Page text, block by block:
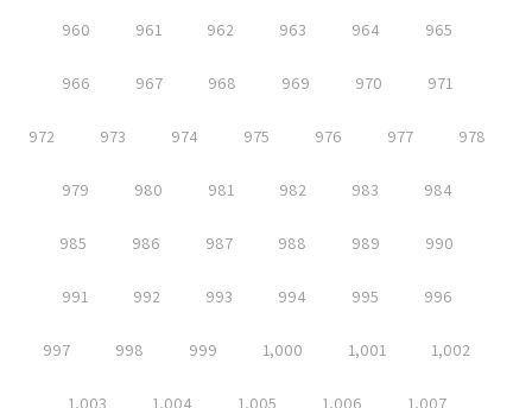
960 961 962 963 964 965
966 967 968 969 970 971
972 973 974 975 976 977 978
979 980 981 982 983 984
985 986 987 988 989 990
991 992 993 994 995 996
997 998 999 1,000 1,001 1,002
1,003 1,004 1,005 1,006 1,007